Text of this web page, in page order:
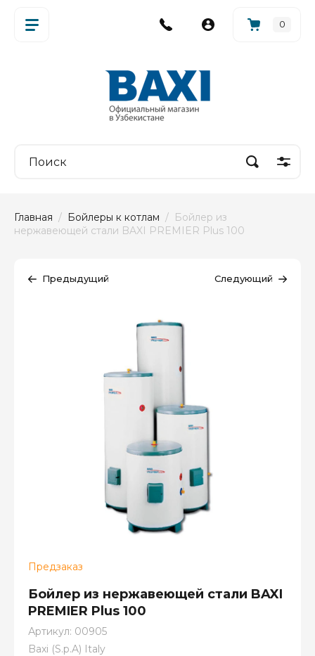
0
Главная / Бойлеры к котлам /  Бойлер из
нержавеющей стали BAXI PREMIER Plus 100
Предыдущий Следующий
Предзаказ
Бойлер из нержавеющей стали BAXI
PREMIER Plus 100
Артикул: 00905
Baxi (S.p.A) Italy